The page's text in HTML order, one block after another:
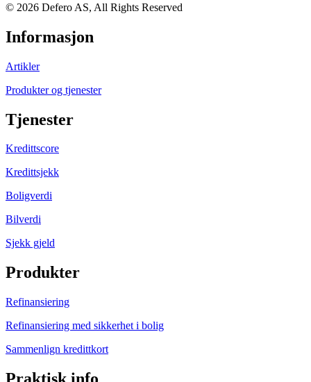
© 2026 Defero AS, All Rights Reserved
Informasjon
Artikler
Produkter og tjenester
Tjenester
Kredittscore
Kredittsjekk
Boligverdi
Bilverdi
Sjekk gjeld
Produkter
Refinansiering
Refinansiering med sikkerhet i bolig
Sammenlign kredittkort